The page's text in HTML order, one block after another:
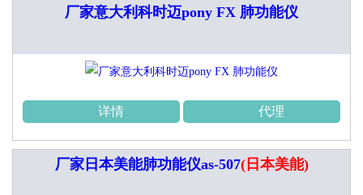
厂家意大利科时迈pony FX 肺功能仪
详情 代理
厂家日本美能肺功能仪as-507(日本美能)